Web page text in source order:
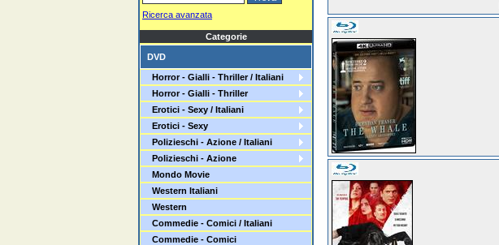
Ricerca avanzata
Categorie
DVD
Horror - Gialli - Thriller / Italiani
Horror - Gialli - Thriller
Erotici - Sexy / Italiani
Erotici - Sexy
Polizieschi - Azione / Italiani
Polizieschi - Azione
Mondo Movie
Western Italiani
Western
Commedie - Comici / Italiani
Commedie - Comici